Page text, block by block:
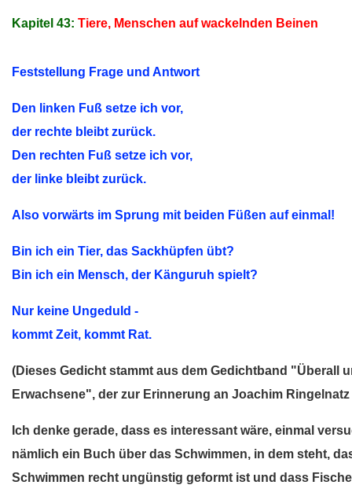
Kapitel 43: Tiere, Menschen auf wackelnden Beinen
Feststellung Frage und Antwort
Den linken Fuß setze ich vor,
der rechte bleibt zurück.
Den rechten Fuß setze ich vor,
der linke bleibt zurück.
Also vorwärts im Sprung mit beiden Füßen auf einmal!
Bin ich ein Tier, das Sackhüpfen übt?
Bin ich ein Mensch, der Känguruh spielt?
Nur keine Ungeduld -
kommt Zeit, kommt Rat.
(Dieses Gedicht stammt aus dem Gedichtband "Überall
Erwachsene", der zur Erinnerung an Joachim
Ich denke gerade, dass es interessant wäre, einmal
nämlich ein Buch über das Schwimmen, in dem steht,
Schwimmen recht ungünstig geformt ist und dass